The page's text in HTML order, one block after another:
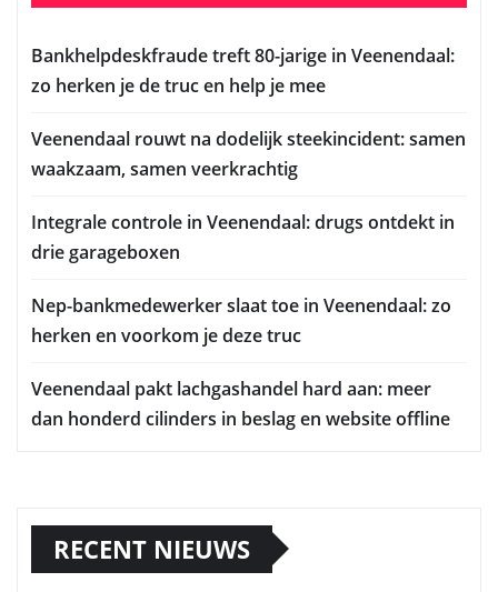
Bankhelpdeskfraude treft 80-jarige in Veenendaal:
zo herken je de truc en help je mee
Veenendaal rouwt na dodelijk steekincident: samen
waakzaam, samen veerkrachtig
Integrale controle in Veenendaal: drugs ontdekt in
drie garageboxen
Nep-bankmedewerker slaat toe in Veenendaal: zo
herken en voorkom je deze truc
Veenendaal pakt lachgashandel hard aan: meer
dan honderd cilinders in beslag en website offline
RECENT NIEUWS